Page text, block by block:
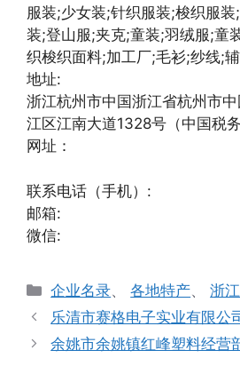
服装;少女装;针织服装;梭织服
装;登山服;夹克;童装;羽绒服;童
织梭织面料;加工厂;毛衫;纱线;
地址:
浙江杭州市中国浙江省杭州市
江区江南大道1328号（中国税
网址：
联系电话（手机）:
邮箱:
微信:
分
类
企业名录、各地特产、浙
乐清市赛格电子实业有限公
余姚市余姚镇红峰塑料经营